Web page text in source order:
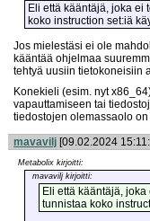
Eli että kääntäjä, joka ei
koko instruction set:iä
Jos mielestäsi ei ole
kääntää ohjelmaa
tehtyä uusiin tietokoneisiin
Konekieli (esim. nyt
vapauttamiseen tai
tiedostojen olemassaolo
mavavilj [09.02.2024
Metabolix kirjoitti:
mavavilj kirjoitti:
Eli että kääntäjä,
tunnistaa koko